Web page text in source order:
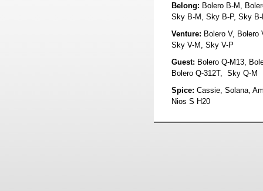
Belong: Bolero B-M,
Sky B-M, Sky B-P, Sky B-
Venture: Bolero V, Bolero
Sky V-M, Sky V-P
Guest: Bolero Q-M13,
Bolero Q-312T, Sky Q-M
Spice: Cassie, Solana,
Nios S H20